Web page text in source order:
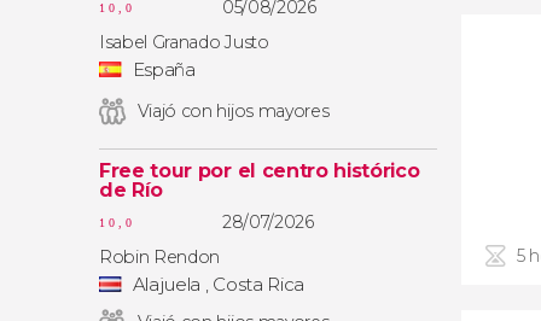
10,0
05/08/2026
Isabel Granado Justo
España
Viajó con hijos mayores
Free tour por el centro histórico
de Río
10,0
28/07/2026
Robin Rendon
Alajuela , Costa Rica
5